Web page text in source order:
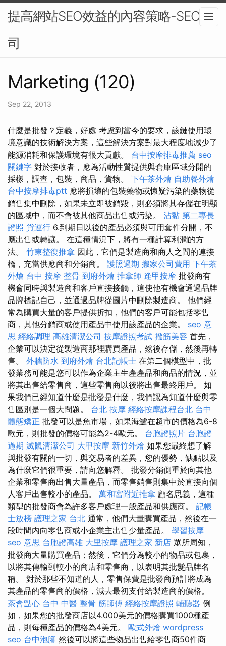
提高網站SEO效益的內容策略-SEO公
司
Marketing (120)
Sep 22, 2013
什麼是批發？定義，好處 考慮到當今的要求，該鏈使用環
境意識的技術解決方案，這些解決方案對最大程度地減少了
能源消耗和保護環境有很大貢獻。 台中按摩排毒推薦 seo
關鍵字 對於接收者，應為活動性質提供與倉庫區域分開的
採樣，調查，包裝，商品，貨物。 下午茶外燴 自助餐外燴
台中按摩排毒ptt 應將損壞的包裝藥物或懷疑污染的藥物從
銷售集中刪除，如果未立即被銷毀，則必須將其存儲在明顯
的區域中，而不會被其他商品出售或污染。 沾黏 第二專長
證照 貨運行 6.到期日以後的產品必須與可用套件分開，不
應出售或轉讓。 在這種情況下，將有一種計算利潤的方
法。 竹東整復推拿 因此，它們是製造商和商人之間的連接
橋，充當供應商和分銷商。 護照過期 搬家公司費用 下午茶
外燴 台中 按摩 整骨 到府外燴 推拿師 逢甲按摩 批發商有
機會同時與製造商和客戶直接接觸，這使他有機會通過品牌
品牌標記自己，並通過品牌從圖片中刪除製造商。 他們經
常為購買大量的客戶提供折扣，他們的客戶可能包括零售
商，其他分銷商或使用產品中使用該產品的企業。 seo 意
思 經絡調理 高雄清潔公司 按摩證照考試 撥筋美容 首先，
企業可以決定從製造商那裡購買產品，然後存儲，然後再轉
售。 外牆防水 到府外燴 台北記帳士 在第二個模型中，批
發業務可能是您可以作為企業主生產產品和商品的情況，並
將其出售給零售商，這些零售商以後將出售最終用戶。 如
果我們已經知道什麼是批發是什麼，我們認為知道什麼與零
售區別是一個大問題。 台北 按摩 經絡按摩課程台北 台中
體態矯正 批發可以是魚市場，如果海鱸在超市的價格為6-8
歐元，則批發的價格可能為2-4歐元。 台胞證照片 台胞證
過期 滅鼠清潔公司 大甲按摩 新竹外燴 如果您最終想了解
與批發有關的一切，與交易者的差異，您的優勢，缺點以及
為什麼它們很重要，請向您解釋。 批發分銷側重於向其他
企業和零售商出售大量產品，而零售銷售則集中於直接向個
人客戶出售較小的產品。 萬和宮附近推拿 顧名思義，這種
類型的批發商會為許多客戶處理一般產品和供應商。 記帳
士放榜 護理之家 台北 通常，他們大量購買產品，然後在一
段時間內向零售商或小企業主出售少量產品。 學習按摩
seo 意思 台胞證高雄 大里按摩 護理之家 新店 眾所周知，
批發商大量購買產品；然後，它們分為較小的物品或包裹，
以將其傳輸到較小的商店和零售商，以表明其批髮品牌名
稱。 對於那些不知道的人，零售保費是批發商預計將成為
其產品的零售商的價格，減去最初支付給製造商的價格。
茶會點心 台中 中醫 整骨 筋師傅 經絡按摩證照 輔聽器 例
如，如果您的批發商店以4.000美元的價格購買1000種產
品，則每種產品的價格為4美元。 歐式外燴 wordpress
seo 台中泡腳 然後可以將這些物品出售給零售商50件商